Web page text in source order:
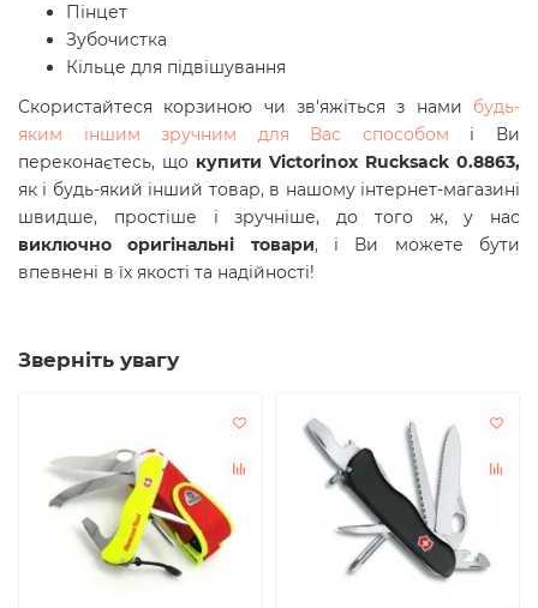
Пінцет
Зубочистка
Кільце для підвішування
Скористайтеся корзиною чи зв'яжіться з нами будь-
яким іншим зручним для Вас способом і Ви
переконаєтесь, що купити Victorinox Rucksack 0.8863,
як і будь-який інший товар, в нашому інтернет-магазині
швидше, простіше і зручніше, до того ж, у нас
виключно оригінальні товари, і Ви можете бути
впевнені в їх якості та надійності!
Зверніть увагу